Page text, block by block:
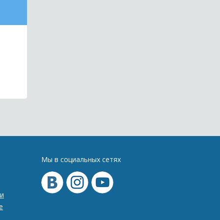
Мы в социальных сетях